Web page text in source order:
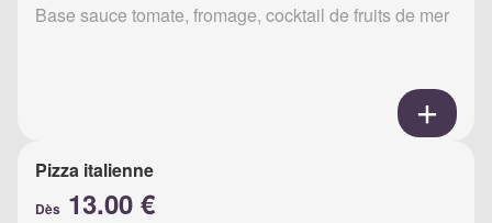
Base sauce tomate, fromage, cocktail de fruits de mer
Pizza italienne
Dès 13.00 €